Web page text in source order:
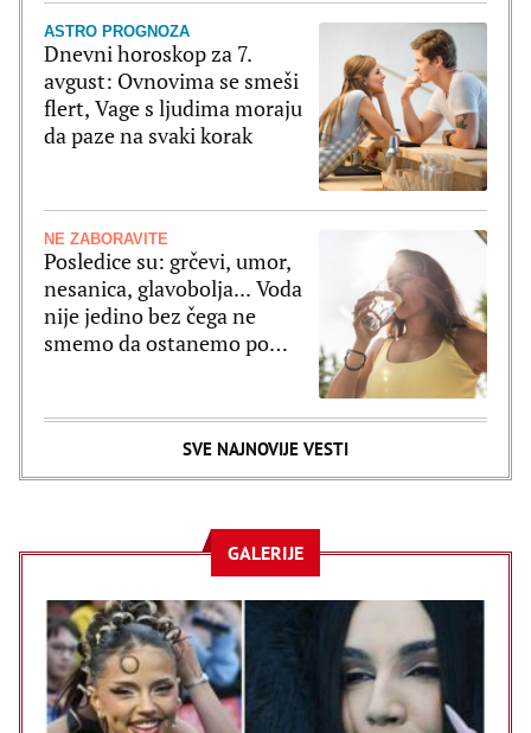
ASTRO PROGNOZA
Dnevni horoskop za 7.
avgust: Ovnovima se smeši
flert, Vage s ljudima moraju
da paze na svaki korak
NE ZABORAVITE
Posledice su: grčevi, umor,
nesanica, glavobolja... Voda
nije jedino bez čega ne
smemo da ostanemo po
SVE NAJNOVIJE VESTI
GALERIJE